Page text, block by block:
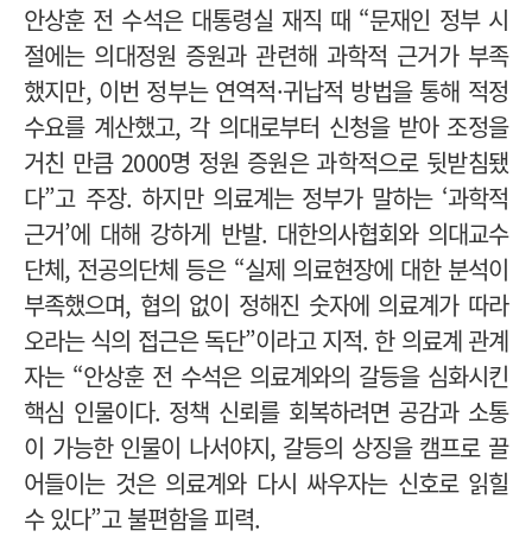
안상훈 전 수석은 대통령실 재직 때 “문재인 정부 시
절에는 의대정원 증원과 관련해 과학적 근거가 부족
했지만, 이번 정부는 연역적·귀납적 방법을 통해 적정
수요를 계산했고, 각 의대로부터 신청을 받아 조정을
거친 만큼 2000명 정원 증원은 과학적으로 뒷받침됐
다”고 주장. 하지만 의료계는 정부가 말하는 ‘과학적
근거’에 대해 강하게 반발. 대한의사협회와 의대교수
단체, 전공의단체 등은 “실제 의료현장에 대한 분석이
부족했으며, 협의 없이 정해진 숫자에 의료계가 따라
오라는 식의 접근은 독단”이라고 지적. 한 의료계 관계
자는 “안상훈 전 수석은 의료계와의 갈등을 심화시킨
핵심 인물이다. 정책 신뢰를 회복하려면 공감과 소통
이 가능한 인물이 나서야지, 갈등의 상징을 캠프로 끌
어들이는 것은 의료계와 다시 싸우자는 신호로 읽힐
수 있다”고 불편함을 피력.